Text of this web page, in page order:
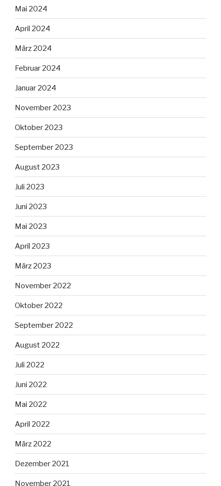
Mai 2024
April 2024
März 2024
Februar 2024
Januar 2024
November 2023
Oktober 2023
September 2023
August 2023
Juli 2023
Juni 2023
Mai 2023
April 2023
März 2023
November 2022
Oktober 2022
September 2022
August 2022
Juli 2022
Juni 2022
Mai 2022
April 2022
März 2022
Dezember 2021
November 2021